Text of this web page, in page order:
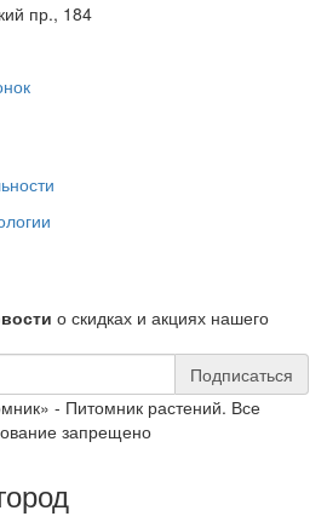
пр., 184
о скидках и акциях нашего
Подписаться
- Питомник растений. Все
запрещено